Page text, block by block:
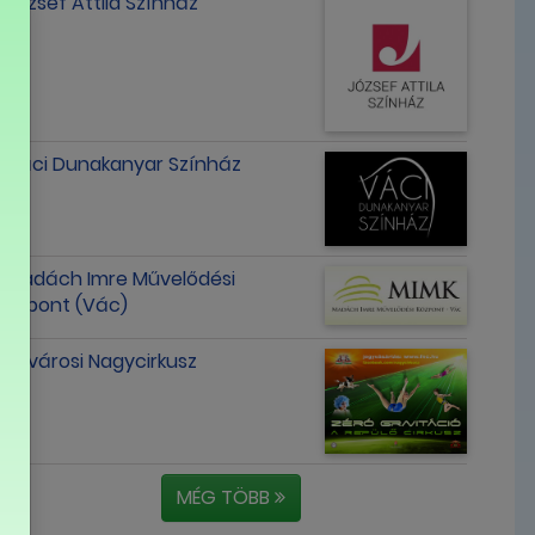
Váci Dunakanyar Színház
Madách Imre Művelődési
Központ (Vác)
Fővárosi Nagycirkusz
MÉG TÖBB